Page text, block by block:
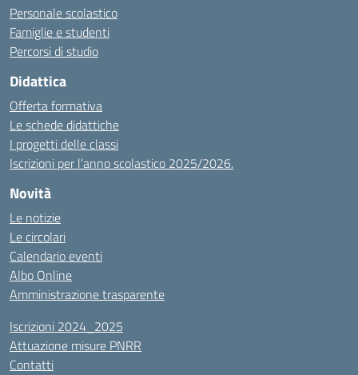
Personale scolastico
Famiglie e studenti
Percorsi di studio
Didattica
Offerta formativa
Le schede didattiche
I progetti delle classi
Iscrizioni per l’anno scolastico 2025/2026.
Novità
Le notizie
Le circolari
Calendario eventi
Albo Online
Amministrazione trasparente
Iscrizioni 2024_2025
Attuazione misure PNRR
Contatti